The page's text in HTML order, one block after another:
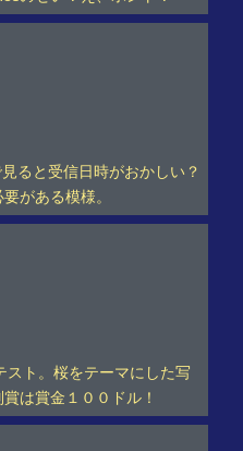
ると受信日時がおかしい？
がある模様。
ト。桜をテーマにした写
は賞金１００ドル！